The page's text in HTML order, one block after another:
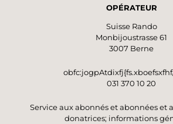
OPÉRATEUR
Suisse Rando
Monbijoustrasse 61
3007 Berne
031 370 10 20
Service aux abonnés et abonnées et
donatrices; informations